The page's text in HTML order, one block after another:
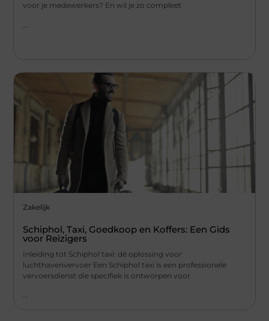
voor je medewerkers? En wil je zo compleet
Zakelijk
Schiphol, Taxi, Goedkoop en Koffers: Een Gids
voor Reizigers
Inleiding tot Schiphol taxi: dé oplossing voor
luchthavenvervoer Een Schiphol taxi is een professionele
vervoersdienst die specifiek is ontworpen voor